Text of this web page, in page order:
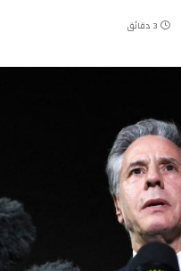
3 دقائق